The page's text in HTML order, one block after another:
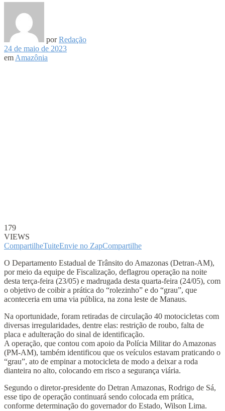
por Redação
24 de maio de 2023
em Amazônia
179
VIEWS
CompartilheTuiteEnvie no ZapCompartilhe
O Departamento Estadual de Trânsito do Amazonas (Detran-AM),
por meio da equipe de Fiscalização, deflagrou operação na noite
desta terça-feira (23/05) e madrugada desta quarta-feira (24/05), com
o objetivo de coibir a prática do “rolezinho” e do “grau”, que
aconteceria em uma via pública, na zona leste de Manaus.
Na oportunidade, foram retiradas de circulação 40 motocicletas com
diversas irregularidades, dentre elas: restrição de roubo, falta de
placa e adulteração do sinal de identificação.
A operação, que contou com apoio da Polícia Militar do Amazonas
(PM-AM), também identificou que os veículos estavam praticando o
“grau”, ato de empinar a motocicleta de modo a deixar a roda
dianteira no alto, colocando em risco a segurança viária.
Segundo o diretor-presidente do Detran Amazonas, Rodrigo de Sá,
esse tipo de operação continuará sendo colocada em prática,
conforme determinação do governador do Estado, Wilson Lima.